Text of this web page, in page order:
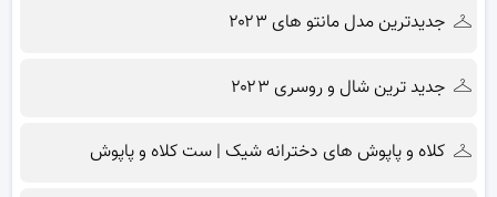
جدیدترین مدل مانتو های ۲۰۲۳
جدید ترین شال و روسری ۲۰۲۳
کلاه و پاپوش های دخترانه شیک | ست کلاه و پاپوش